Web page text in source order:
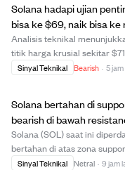
Solana hadapi ujian
bisa ke $69, naik bisa
Analisis teknikal
titik harga krusial sekitar
level ini bisa mendorong
Sinyal Teknikal Bearish · 5
Solana bertahan di
bearish di bawah
ke $82-$94.
Solana (SOL) saat ini
bertahan di atas zona
$68, namun masih berada
Sinyal Teknikal Netral · 9 jam